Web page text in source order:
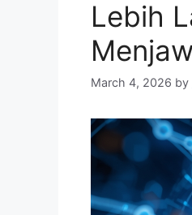
Lebih
March 4, 2026 by